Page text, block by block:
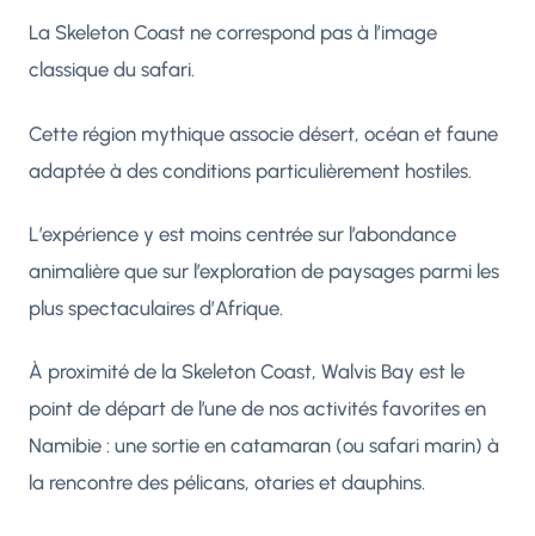
La Skeleton Coast ne correspond pas à l’image
classique du safari.
Cette région mythique associe désert, océan et faune
adaptée à des conditions particulièrement hostiles.
L’expérience y est moins centrée sur l’abondance
animalière que sur l’exploration de paysages parmi les
plus spectaculaires d’Afrique.
À proximité de la Skeleton Coast, Walvis Bay est le
point de départ de l’une de nos activités favorites en
Namibie : une sortie en catamaran (ou safari marin) à
la rencontre des pélicans, otaries et dauphins.